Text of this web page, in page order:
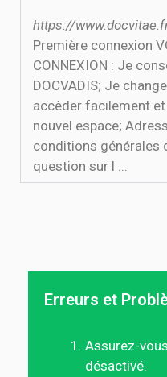
https://
Première connexion
CONNEXION : Je
DOCVADIS; Je
accèder facilement
nouvel espace;
conditions générales
question sur l ...
Erreurs et
Assurez-
désactivé.